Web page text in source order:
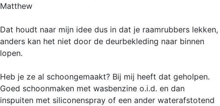
Matthew
Dat houdt naar mijn idee dus in dat je raamrubbers lekken,
anders kan het niet door de deurbekleding naar binnen
lopen.
Heb je ze al schoongemaakt? Bij mij heeft dat geholpen.
Goed schoonmaken met wasbenzine o.i.d. en dan
inspuiten met siliconenspray of een ander waterafstotend